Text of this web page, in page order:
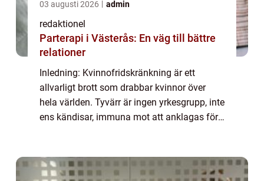
03 augusti 2026 admin
redaktionel
Parterapi i Västerås: En väg till bättre
relationer
Inledning: Kvinnofridskränkning är ett
allvarligt brott som drabbar kvinnor över
hela världen. Tyvärr är ingen yrkesgrupp, inte
ens kändisar, immuna mot att anklagas för
s...